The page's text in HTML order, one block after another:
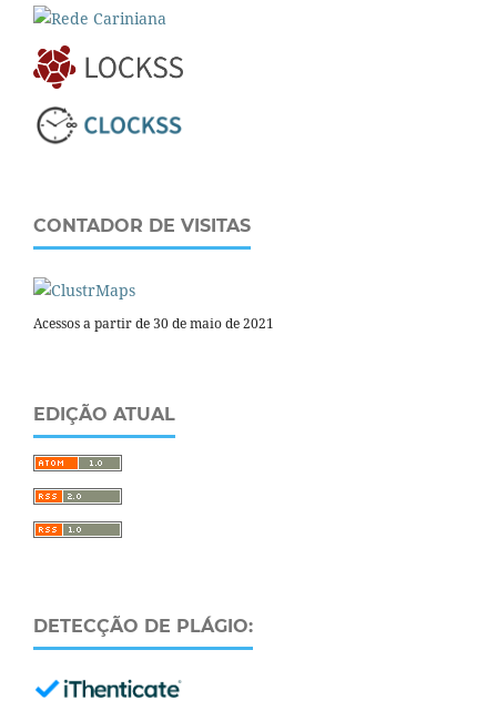
CONTADOR DE VISITAS
Acessos a partir de 30 de maio de 2021
EDIÇÃO ATUAL
DETECÇÃO DE PLÁGIO: